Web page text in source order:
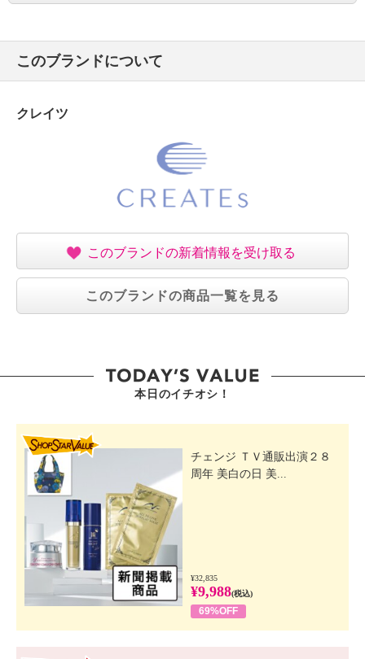
・浴室や湿気の多い所（洗面台の上など）に置かな
い。
・フィニッシング剤・セット剤はホットカーラー使用
・使用中や使用直後は差し込み端子が非常に熱くなる
ので、手・首・顔などに当たらないよう充分注意す
る。また、カーラーの外側も熱くなる。低温やけどの
恐れがあるので、長時間肌に触れないよう注意する。
弱いものから離す。
・収納する時は本体とカーラーが完全に冷めた後に収
納する。
・本体を専用ポーチの中に入れたまま電源を入れな
・特にご注意ください
【保証（有無）、保証期間】
・あり
・本体：１年間
【原産国（地）】
・本体：中国製
※一般市場での販売開始時期：２０２２年１２月
このブランドについて
クレイツ
このブランドの新着情報を受け取る
このブランドの商品一覧を見る
本日のイチオシ！
チェンジ ＴＶ通販出演２８
周年 美白の日 美...
¥32,835
¥9,988(税込)
69%OFF